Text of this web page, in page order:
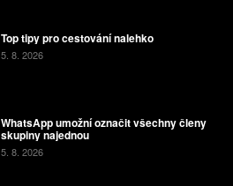
Top tipy pro cestování nalehko
5. 8. 2026
WhatsApp umožní označit všechny členy
skupiny najednou
5. 8. 2026